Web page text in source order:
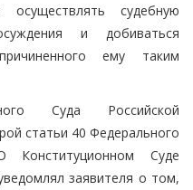
судебную
и добиваться
ему таким
Суда Российской
статьи 40 Федерального
Конституционном Суде
заявителя о том,